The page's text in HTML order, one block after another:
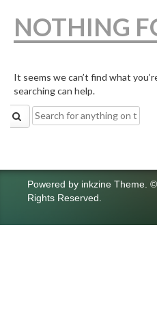
NOTHING
It seems we can’t find what
searching can help.
Search
for:
Powered by inkzine Theme
Rights Reserved.